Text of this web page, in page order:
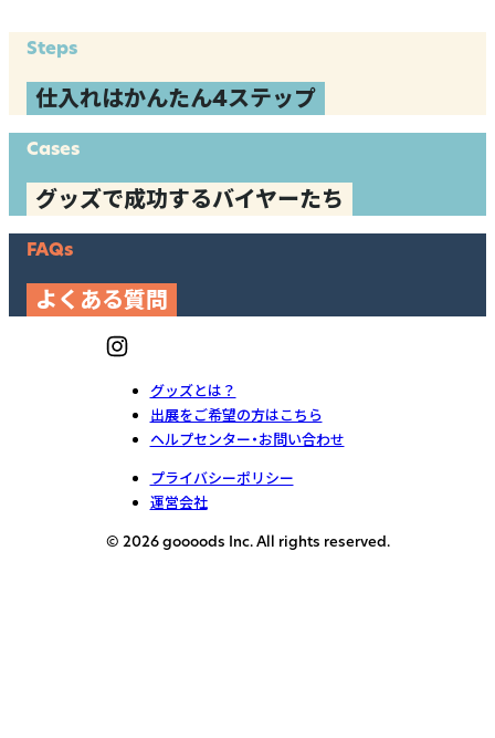
Steps
仕入れはかんたん4ステップ
Cases
グッズで成功するバイヤーたち
FAQs
よくある質問
グッズとは？
出展をご希望の方はこちら
ヘルプセンター・お問い合わせ
プライバシーポリシー
運営会社
© 2026 goooods Inc. All rights reserved.